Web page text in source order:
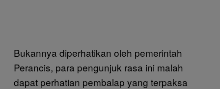
Bukannya diperhatikan oleh pemerintah
Perancis, para pengunjuk rasa ini malah
dapat perhatian pembalap yang terpaksa